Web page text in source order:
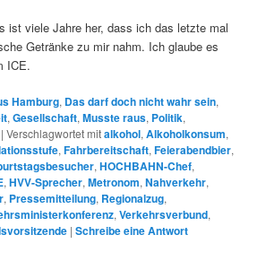
ist viele Jahre her, dass ich das letzte mal
Getränke zu mir nahm. Ich glaube es
ICE.
Hamburg, Das darf doch nicht wahr sein,
,Gesellschaft,Musste raus, Politik,
|Verschlagwortet mitalkohol,Alkoholkonsum,
,Fahrbereitschaft,Feierabendbier,
,HOCHBAHN-Chef,
,HVV-Sprecher,Metronom,Nahverkehr,
, Pressemitteilung, Regionalzug,
,Verkehrsverbund,
|Schreibe eine Antwort